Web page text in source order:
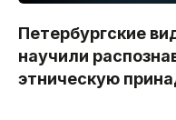
Петербургские
научили
этническую